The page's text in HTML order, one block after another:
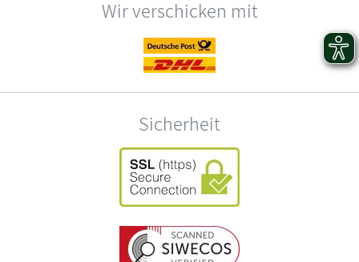
Wir verschicken mit
Sicherheit